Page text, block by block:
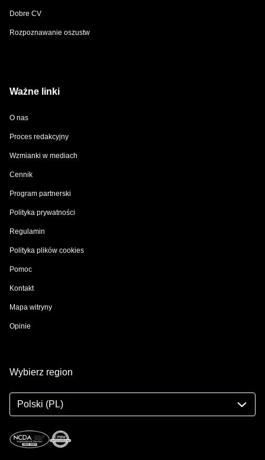
Dobre CV
Rozpoznawanie oszustw
Ważne linki
O nas
Proces redakcyjny
Wzmianki w mediach
Cennik
Program partnerski
Polityka prywatności
Regulamin
Polityka plików cookies
Pomoc
Kontakt
Mapa witryny
Opinie
Wybierz region
Polski (PL)